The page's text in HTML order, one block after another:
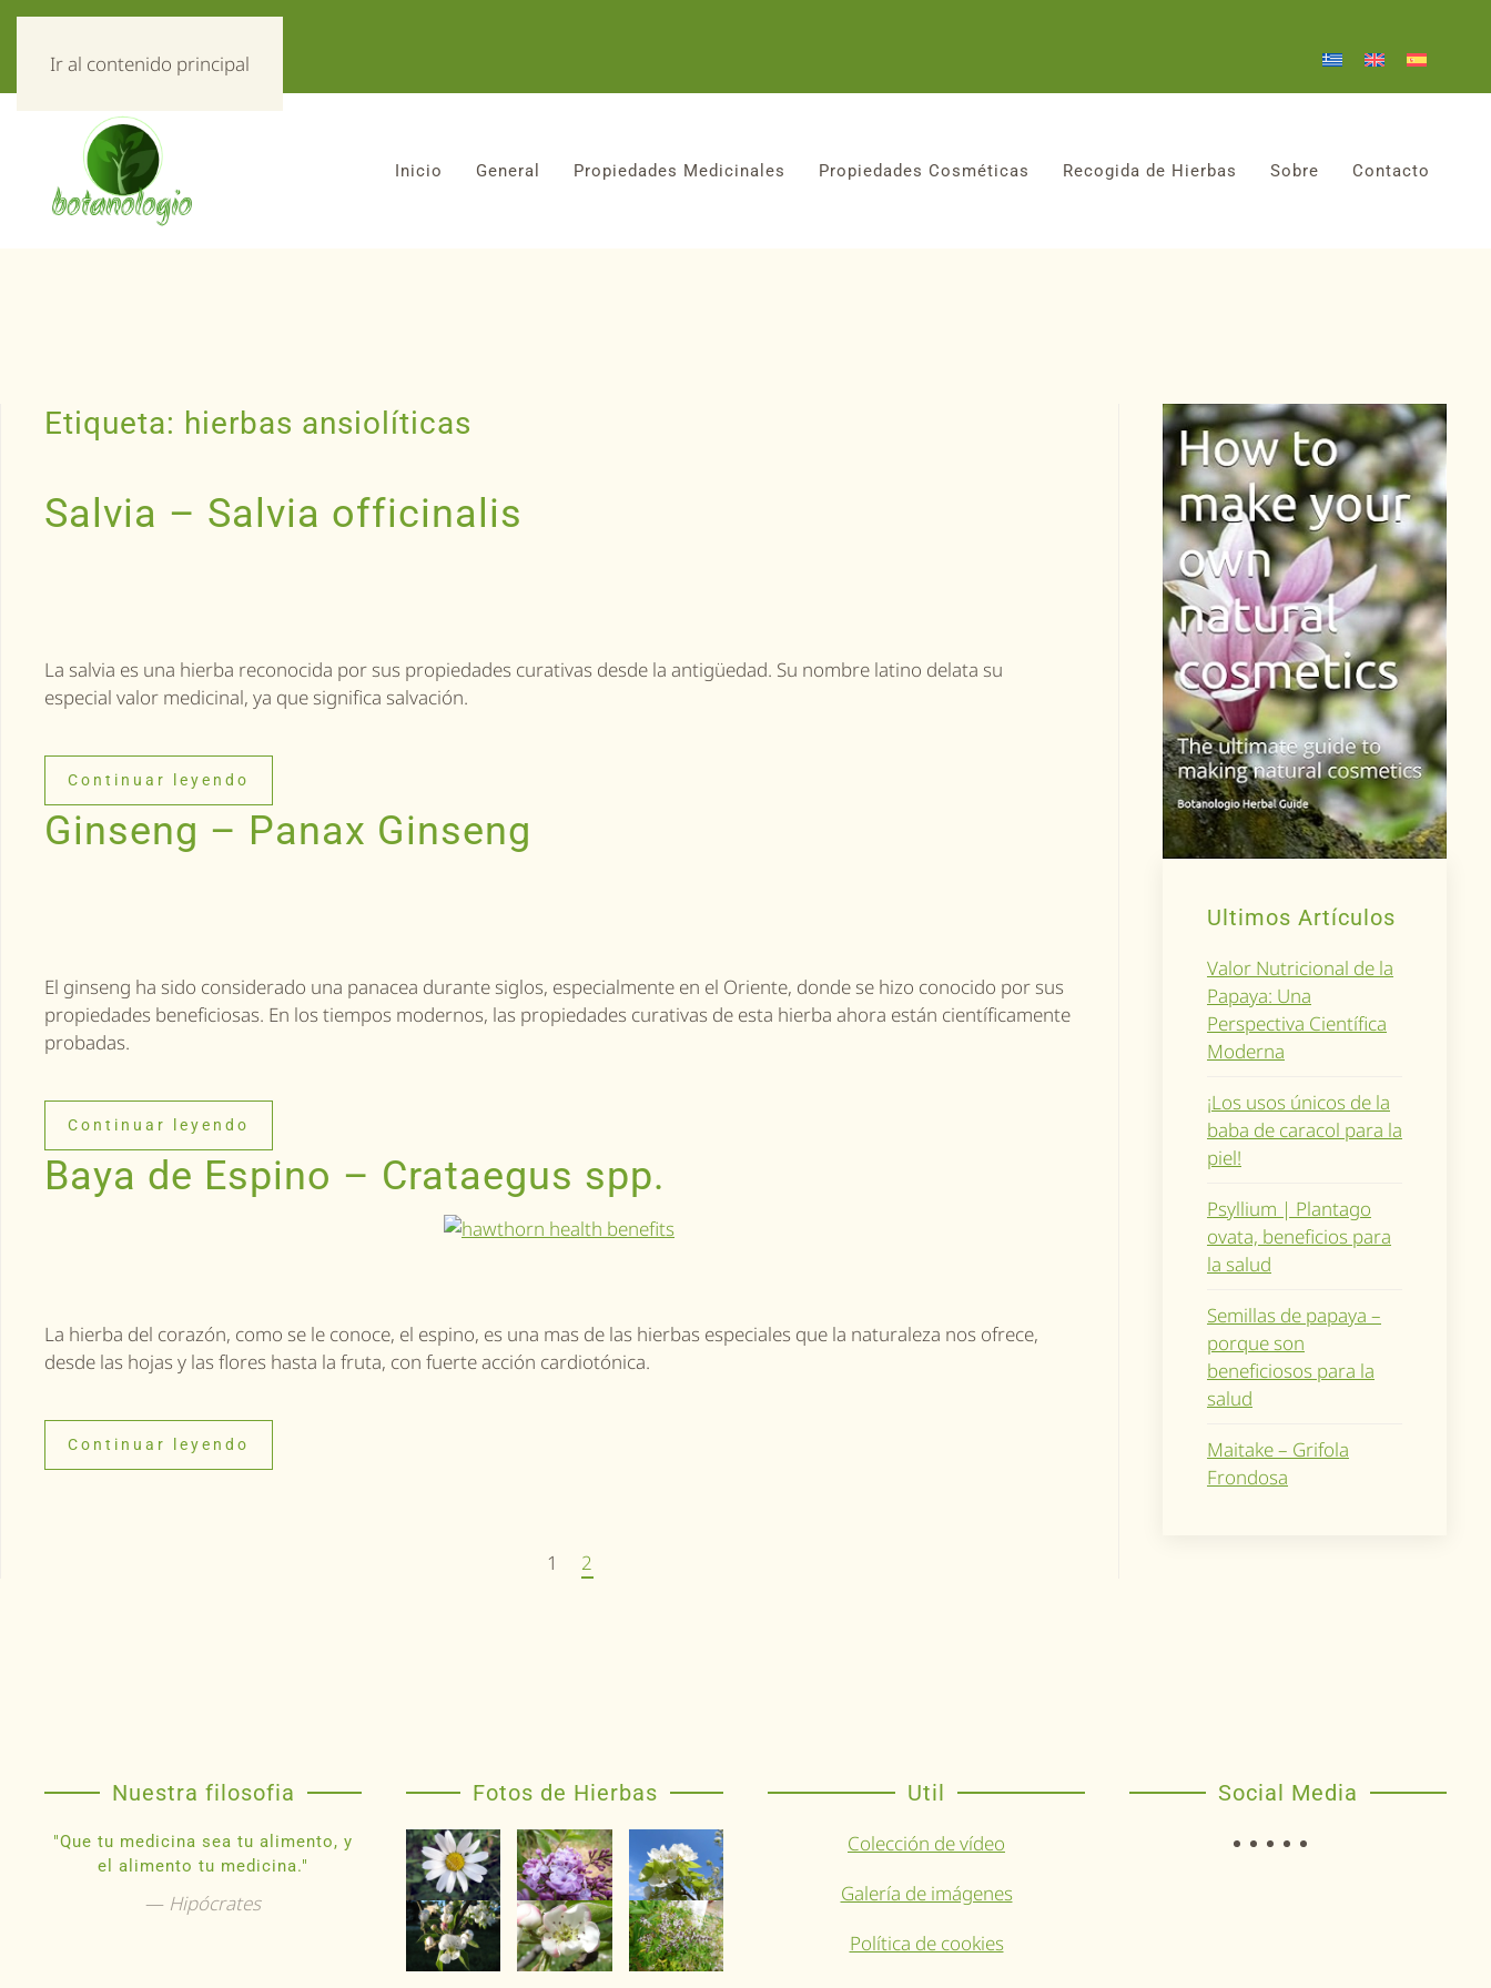
Ir al contenido principal
Inicio General Propiedades Medicinales Propiedades Cosméticas Recogida de Hierbas Sobre Contacto
Etiqueta: hierbas ansiolíticas
Salvia – Salvia officinalis
La salvia es una hierba reconocida por sus propiedades curativas desde la antigüedad. Su nombre latino delata su
especial valor medicinal, ya que significa salvación.
Continuar leyendo
Ginseng – Panax Ginseng
El ginseng ha sido considerado una panacea durante siglos, especialmente en el Oriente, donde se hizo conocido por sus
propiedades beneficiosas. En los tiempos modernos, las propiedades curativas de esta hierba ahora están científicamente
probadas.
Continuar leyendo
Baya de Espino – Crataegus spp.
La hierba del corazón, como se le conoce, el espino, es una mas de las hierbas especiales que la naturaleza nos ofrece,
desde las hojas y las flores hasta la fruta, con fuerte acción cardiotónica.
Continuar leyendo
1 2
Ultimos Artículos
Valor Nutricional de la
Papaya: Una
Perspectiva Científica
Moderna
¡Los usos únicos de la
baba de caracol para la
piel!
Psyllium | Plantago
ovata, beneficios para
la salud
Semillas de papaya –
porque son
beneficiosos para la
salud
Maitake – Grifola
Frondosa
Nuestra filosofia
"Que tu medicina sea tu alimento, y
el alimento tu medicina."
Hipócrates
Fotos de Hierbas Util
Colección de vídeo
Galería de imágenes
Política de cookies
Social Media